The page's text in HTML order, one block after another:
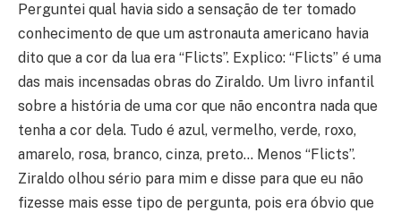
Perguntei qual havia sido a sensação de ter tomado
conhecimento de que um astronauta americano havia
dito que a cor da lua era “Flicts”. Explico: “Flicts” é uma
das mais incensadas obras do Ziraldo. Um livro infantil
sobre a história de uma cor que não encontra nada que
tenha a cor dela. Tudo é azul, vermelho, verde, roxo,
amarelo, rosa, branco, cinza, preto… Menos “Flicts”.
Ziraldo olhou sério para mim e disse para que eu não
fizesse mais esse tipo de pergunta, pois era óbvio que